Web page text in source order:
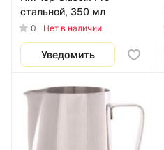
стальной, 350 мл
0 Нет в наличии
Уведомить